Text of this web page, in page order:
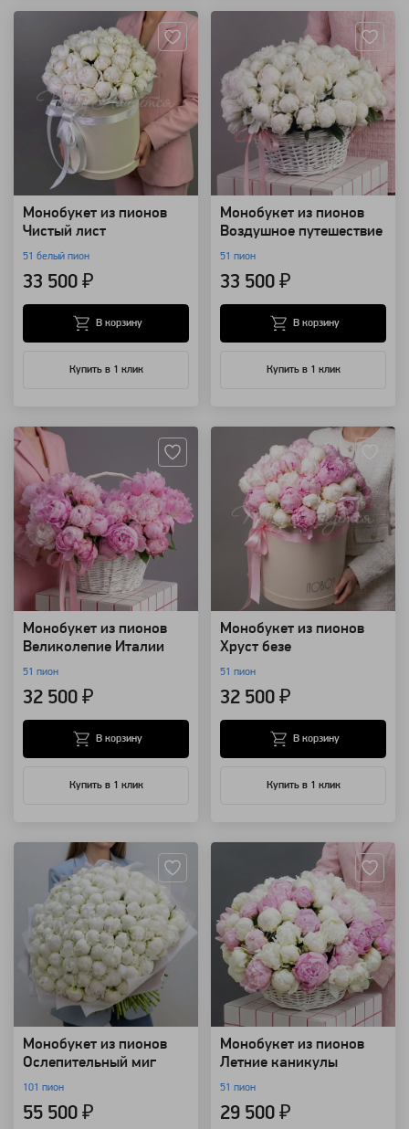
Монобукет из пионов
Чистый лист
51 белый пион
33 500 ₽
Купить в 1 клик
В корзину
Монобукет из пионов
Воздушное путешествие
51 пион
33 500 ₽
Купить в 1 клик
В корзину
Монобукет из пионов
Великолепие Италии
51 пион
32 500 ₽
Купить в 1 клик
В корзину
Монобукет из пионов
Хруст безе
51 пион
32 500 ₽
Купить в 1 клик
В корзину
Монобукет из пионов
Ослепительный миг
101 пион
55 500 ₽
Монобукет из пионов
Летние каникулы
51 пион
29 500 ₽